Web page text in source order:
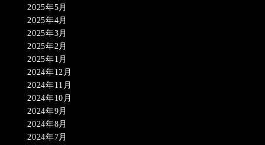
2025年5月
2025年4月
2025年3月
2025年2月
2025年1月
2024年12月
2024年11月
2024年10月
2024年9月
2024年8月
2024年7月